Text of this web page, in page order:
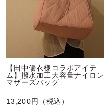
【田中優衣様コラボアイテ
ム】撥水加工大容量ナイロン
マザーズバッグ
13,200円（税込）